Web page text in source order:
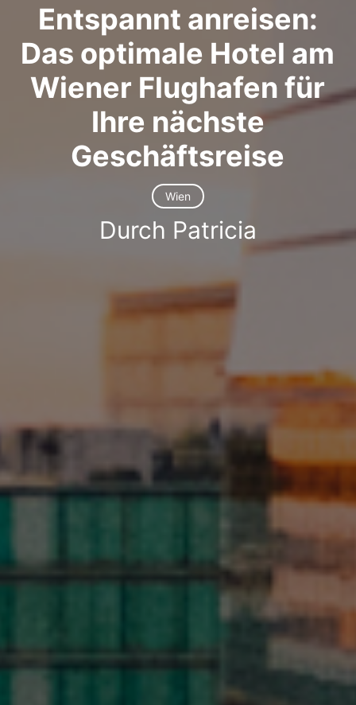
Entspannt anreisen:
Das optimale Hotel am
Wiener Flughafen für
Ihre nächste
Geschäftsreise
Wien
Durch Patricia